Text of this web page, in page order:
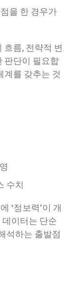
을 한 경우가
흐름, 전략적 변
판단이 필요합
계를 갖추는 것
수치
‘정보력’이 개
이터는 단순
석하는 출발점